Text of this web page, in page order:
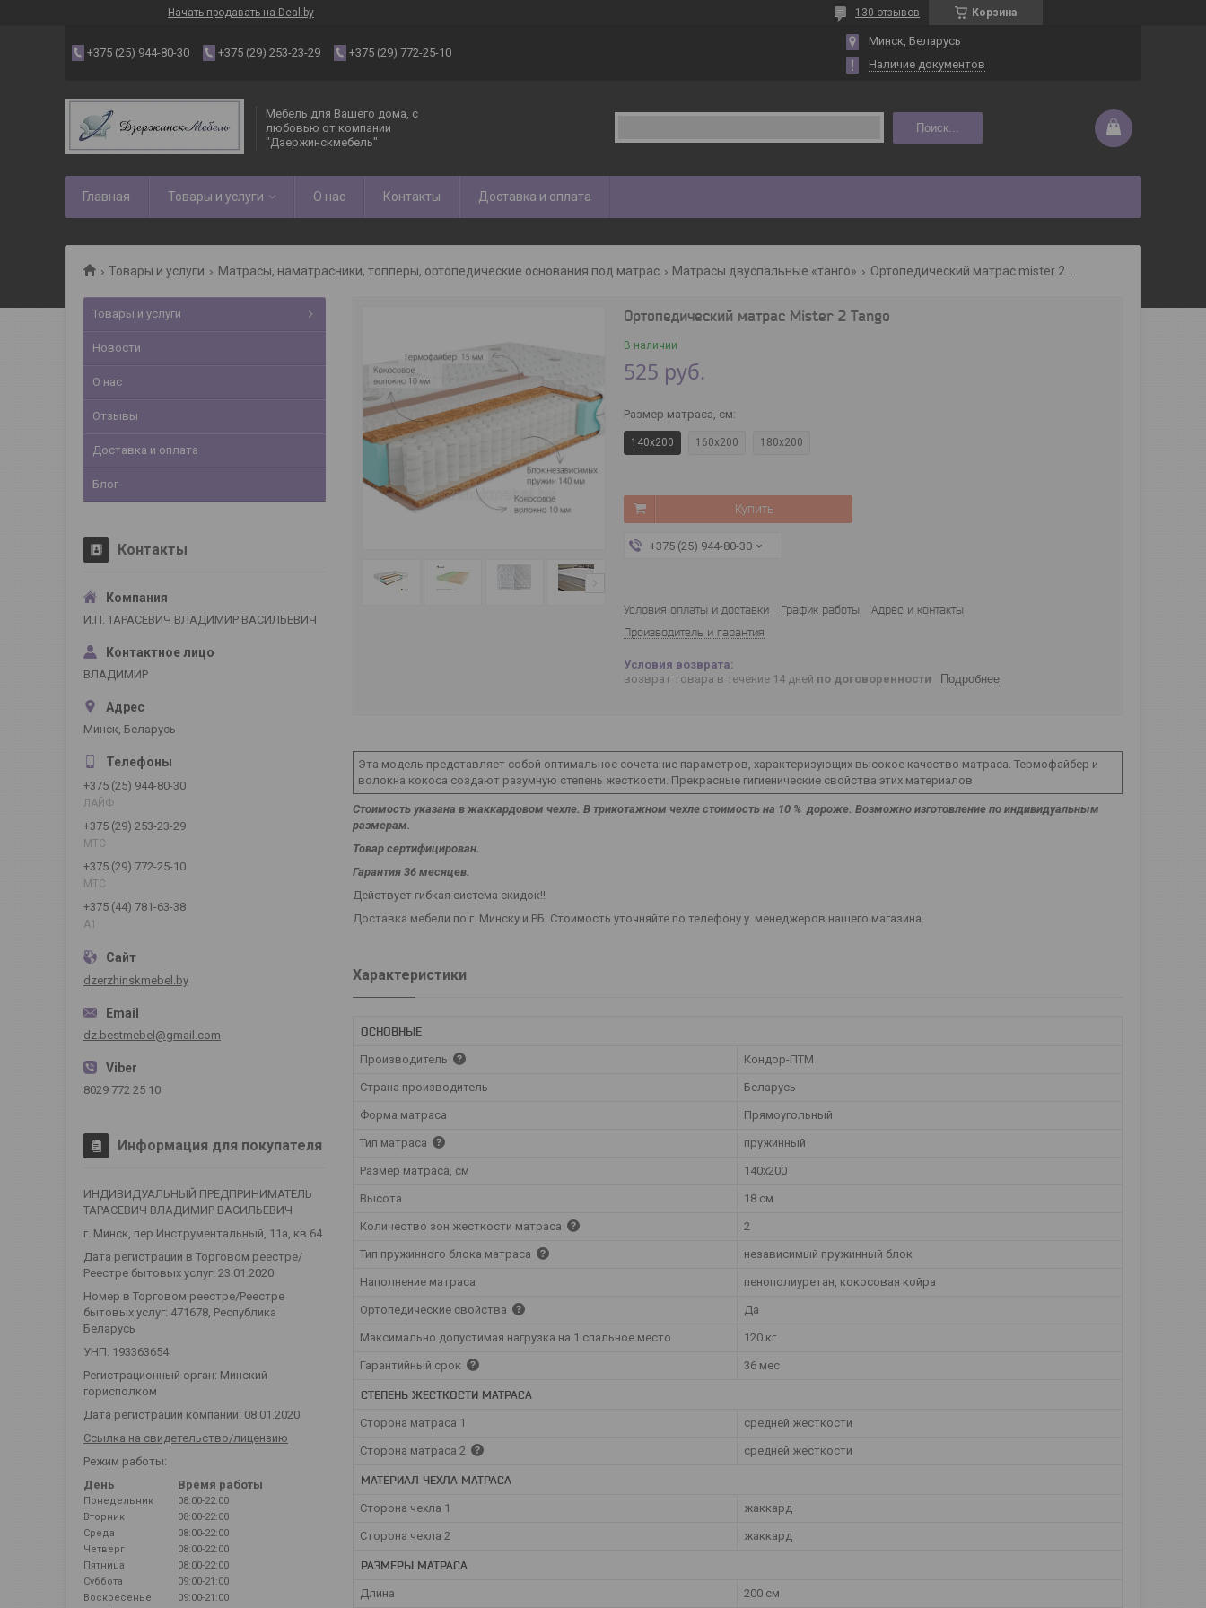
Начать продавать на Deal.by Корзина
130 отзывов
+375 (25) 944-80-30 +375 (29) 253-23-29 +375 (29) 772-25-10
Минск, Беларусь
Наличие документов
Мебель для Вашего дома, с
любовью от компании
"Дзержинскмебель"
Поиск...
Главная Товары и услуги О нас Контакты Доставка и оплата
Товары и услуги Матраcы, наматрасники, топперы, ортопедические основания под матрас Матрасы двуспальные «танго»
Ортопедический матрас Mister 2 Tango
В наличии
525 руб.
Размер матраса, см:
140х200 160х200 180х200
Купить
+375 (25) 944-80-30
Условия оплаты и доставки График работы
Адрес и контакты
Производитель и гарантия
возврат товара в течение 14 дней по договоренности Подробнее
Эта модель представляет собой оптимальное сочетание параметров, характеризующих высокое качество матраса. Термофайбер и
волокна кокоса создают разумную степень жесткости. Прекрасные гигиенические свойства этих материалов
Стоимость указана в жаккардовом чехле. В трикотажном чехле стоимость на 10 % дороже. Возможно изготовление по индивидуальным
размерам.
Товар сертифицирован.
Гарантия 36 месяцев.
Действует гибкая система скидок!!
Доставка мебели по г. Минску и РБ. Стоимость уточняйте по телефону у менеджеров нашего магазина.
Характеристики
ОСНОВНЫЕ
Производитель Кондор-ПТМ
Страна производитель Беларусь
Форма матраса Прямоугольный
Тип матраса пружинный
Размер матраса, см 140х200
Высота 18 см
Количество зон жесткости матраса 2
Тип пружинного блока матраса независимый пружинный блок
Наполнение матраса пенополиуретан, кокосовая койра
Ортопедические свойства Да
Максимально допустимая нагрузка на 1 спальное место 120 кг
Гарантийный срок 36 мес
СТЕПЕНЬ ЖЕСТКОСТИ МАТРАСА
Сторона матраса 1 средней жесткости
Сторона матраса 2 средней жесткости
МАТЕРИАЛ ЧЕХЛА МАТРАСА
Сторона чехла 1 жаккард
Сторона чехла 2 жаккард
РАЗМЕРЫ МАТРАСА
Длина 200 см
Товары и услуги
Новости
О нас
Отзывы
Доставка и оплата
Блог
Контакты
И.П. ТАРАСЕВИЧ ВЛАДИМИР ВАСИЛЬЕВИЧ
ВЛАДИМИР
Минск, Беларусь
+375 (25) 944-80-30
ЛАЙФ
+375 (29) 253-23-29
МТС
+375 (29) 772-25-10
МТС
+375 (44) 781-63-38
А1
dzerzhinskmebel.by
dz.bestmebel@gmail.com
8029 772 25 10
Информация для покупателя
ИНДИВИДУАЛЬНЫЙ ПРЕДПРИНИМАТЕЛЬ
ТАРАСЕВИЧ ВЛАДИМИР ВАСИЛЬЕВИЧ
г. Минск, пер.Инструментальный, 11а, кв.64
Дата регистрации в Торговом реестре/
Реестре бытовых услуг: 23.01.2020
Номер в Торговом реестре/Реестре
бытовых услуг: 471678, Республика
Беларусь
УНП: 193363654
Регистрационный орган: Минский
горисполком
Дата регистрации компании: 08.01.2020
Ссылка на свидетельство/лицензию
Режим работы:
День
Время работы
Понедельник
08:00-22:00
Вторник
08:00-22:00
Среда
08:00-22:00
Четверг
08:00-22:00
Пятница
08:00-22:00
Суббота
09:00-21:00
Воскресенье
09:00-21:00